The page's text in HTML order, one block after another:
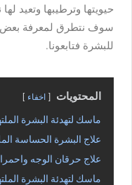
حيويتها وترطيبها وتعيد
سوف نتطرق لمعرفة بعض
للبشرة فتابعونا.
المحتويات اخفاء
ماسك لتهدئة البشرة
علاج البشرة الحساسة
علاج حرقان الوجه
ماسك لتهدئة البشرة